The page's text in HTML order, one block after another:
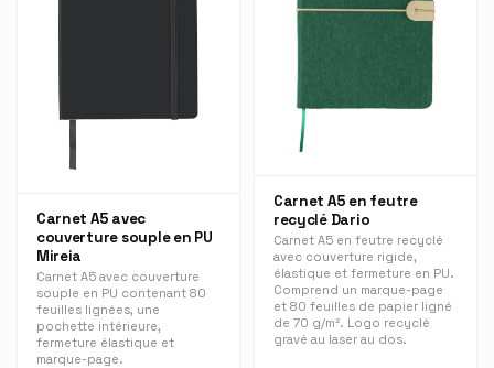
Carnet A5 avec
couverture souple en PU
Mireia
Carnet A5 avec couverture
souple en PU contenant 80
feuilles lignées, une
pochette intérieure,
fermeture élastique et
marque-page.
Carnet A5 en feutre
recyclé Dario
Carnet A5 en feutre recyclé
avec couverture rigide,
élastique et fermeture en PU.
Comprend un marque-page
et 80 feuilles de papier ligné
de 70 g/m². Logo recyclé
gravé au laser au dos.